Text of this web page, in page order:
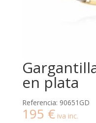
en plata
Referencia: 90651GD
195 € iva inc.